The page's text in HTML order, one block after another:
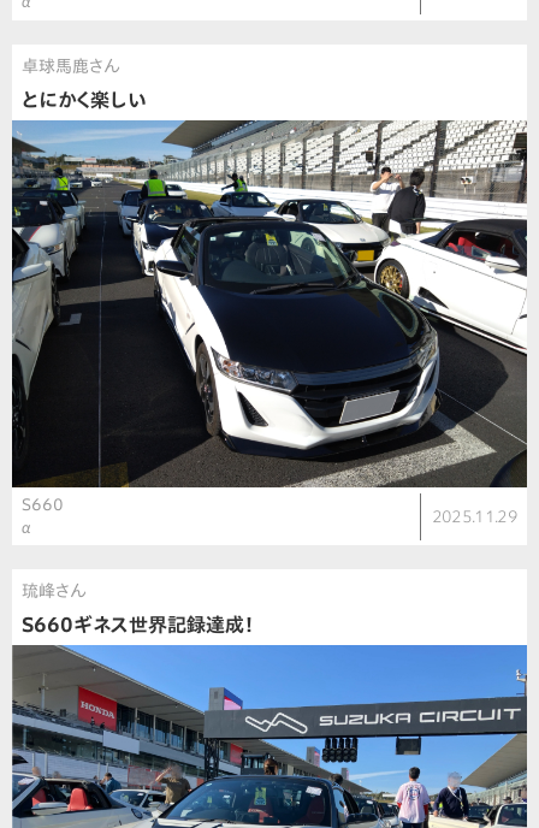
卓球馬鹿さん
とにかく楽しい
S660
α
2025.11.29
琉峰さん
S660ギネス世界記録達成！